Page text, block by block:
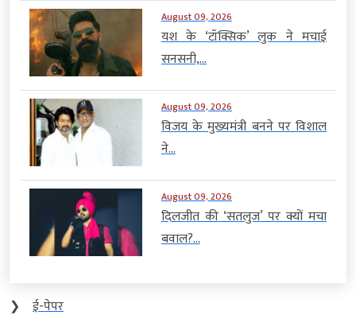
August 09, 2026
यश के ‘टॉक्सिक’ लुक ने मचाई
सनसनी,...
August 09, 2026
विजय के मुख्यमंत्री बनने पर विशाल
ने...
August 09, 2026
दिलजीत की ‘सतलुज’ पर क्यों मचा
बवाल?...
❯
ई-पेपर